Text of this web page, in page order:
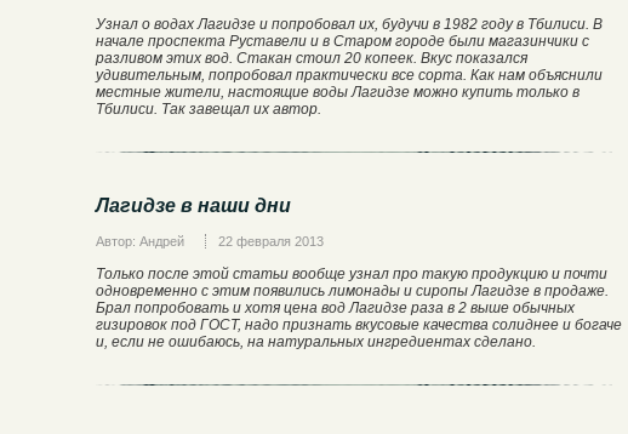
Узнал о водах Лагидзе и попробовал их, будучи в 1982 году в Тбилиси. В
начале проспекта Руставели и в Старом городе были магазинчики с
разливом этих вод. Стакан стоил 20 копеек. Вкус показался
удивительным, попробовал практически все сорта. Как нам объяснили
местные жители, настоящие воды Лагидзе можно купить только в
Тбилиси. Так завещал их автор.
Лагидзе в наши дни
Автор: Андрей 22 февраля 2013
Только после этой статьи вообще узнал про такую продукцию и почти
одновременно с этим появились лимонады и сиропы Лагидзе в продаже.
Брал попробовать и хотя цена вод Лагидзе раза в 2 выше обычных
гизировок под ГОСТ, надо признать вкусовые качества солиднее и богаче
и, если не ошибаюсь, на натуральных ингредиентах сделано.